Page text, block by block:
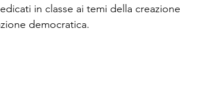
in classe ai temi della creazione
democratica.